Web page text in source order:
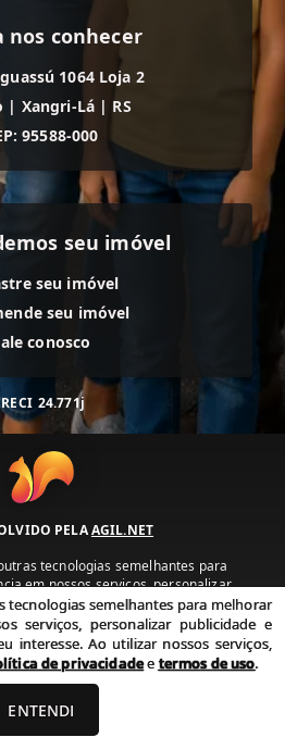
nos conhecer
1064 Loja 2
| Xangri-Lá | RS
95588-000
seu imóvel
seu imóvel
seu imóvel
conosco
24.771j
PELAAGIL.NET
tecnologias semelhantes para
em nossos serviços, personalizar
conteúdo de seu interesse. Ao utilizar
com nossa política de privacidade e
de uso.
Termos de uso
tecnologias semelhantes para melhorar
serviços, personalizar publicidade e
interesse. Ao utilizar nossos serviços,
de privacidadeetermos de uso.
ENTENDI